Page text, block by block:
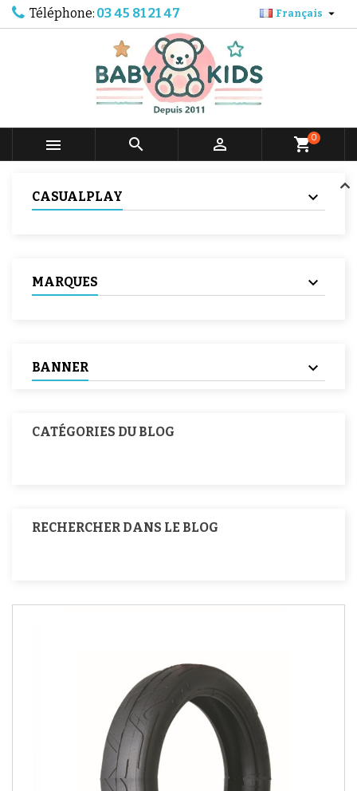
Téléphone: 03 45 81 21 47 Français 
   shopping_cart0
CASUALPLAY
MARQUES
BANNER
CATÉGORIES DU BLOG
RECHERCHER DANS LE BLOG